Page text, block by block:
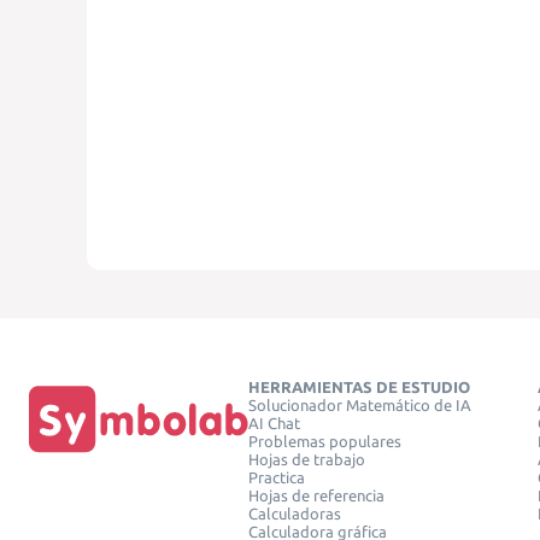
HERRAMIENTAS DE ESTUDIO
Solucionador Matemático de IA
AI Chat
Problemas populares
Hojas de trabajo
Practica
Hojas de referencia
Calculadoras
Calculadora gráfica